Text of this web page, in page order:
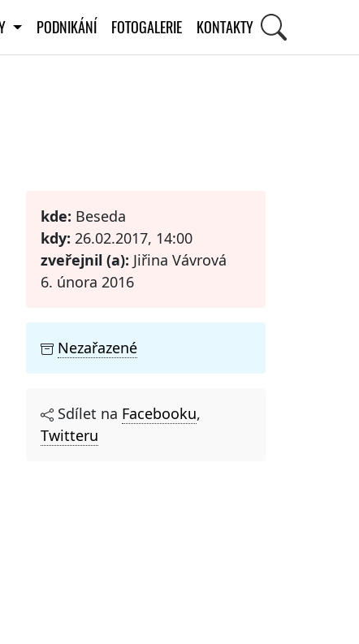
PODNIKÁNÍ FOTOGALERIE KONTAKTY
kde: Beseda
kdy: 26.02.2017, 14:00
zveřejnil (a): Jiřina Vávrová
6. února 2016
Nezařazené
Sdílet na Facebooku,
Twitteru